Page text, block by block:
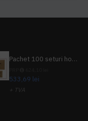
Pachet 100 seturi hoteliere, set dentar, set barbierit, casca de dus, pila unghii, set cusut
533,69 lei
+ TVA